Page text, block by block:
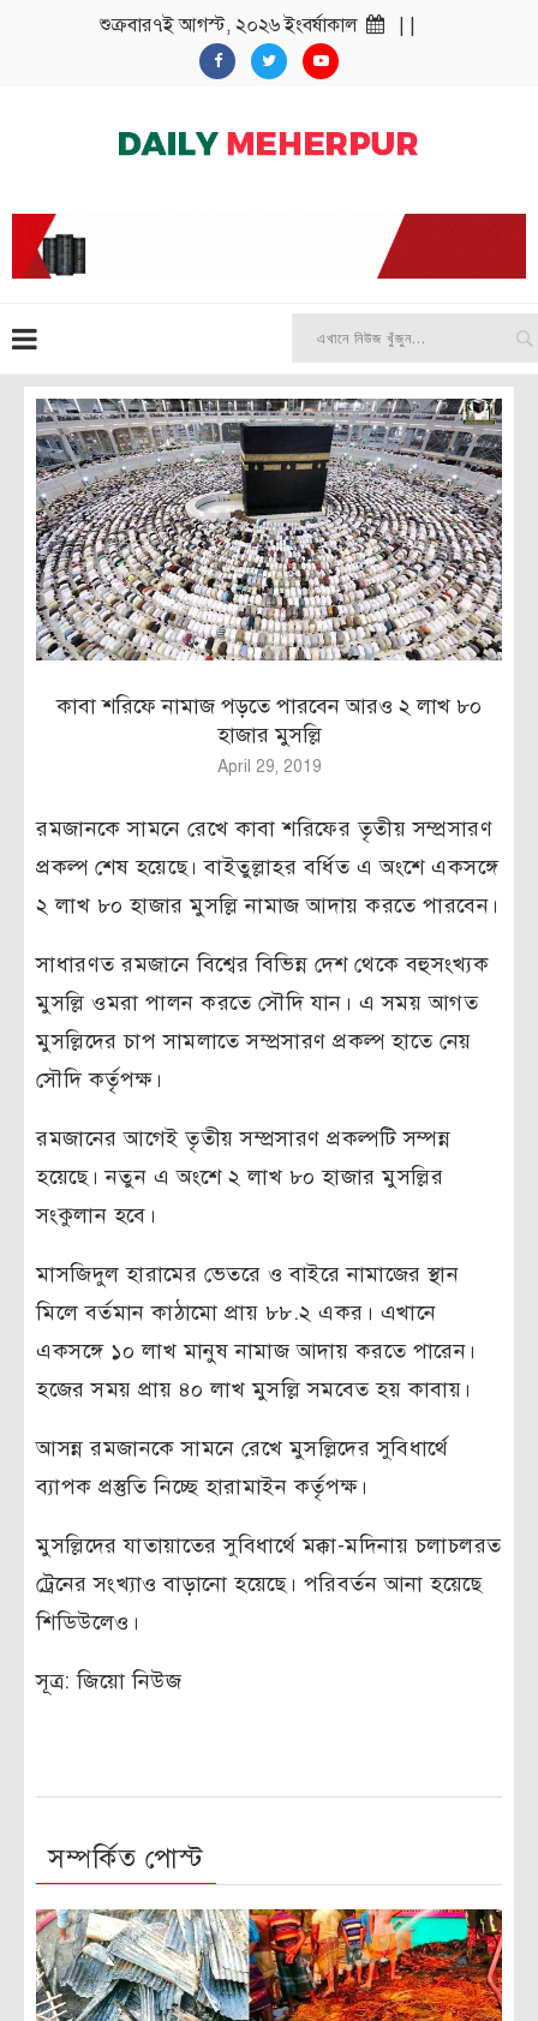
শুক্রবার৭ই আগস্ট, ২০২৬ ইংবর্ষাকাল
কাবা শরিফে নামাজ পড়তে পারবেন আরও ২ লাখ ৮০
হাজার মুসল্লি
April 29, 2019
রমজানকে সামনে রেখে কাবা শরিফের তৃতীয় সম্প্রসারণ
প্রকল্প শেষ হয়েছে। বাইতুল্লাহর বর্ধিত এ অংশে একসঙ্গে
২ লাখ ৮০ হাজার মুসল্লি নামাজ আদায় করতে পারবেন।
সাধারণত রমজানে বিশ্বের বিভিন্ন দেশ থেকে বহুসংখ্যক
মুসল্লি ওমরা পালন করতে সৌদি যান। এ সময় আগত
মুসল্লিদের চাপ সামলাতে সম্প্রসারণ প্রকল্প হাতে নেয়
সৌদি কর্তৃপক্ষ।
রমজানের আগেই তৃতীয় সম্প্রসারণ প্রকল্পটি সম্পন্ন
হয়েছে। নতুন এ অংশে ২ লাখ ৮০ হাজার মুসল্লির
সংকুলান হবে।
মাসজিদুল হারামের ভেতরে ও বাইরে নামাজের স্থান
মিলে বর্তমান কাঠামো প্রায় ৮৮.২ একর। এখানে
একসঙ্গে ১০ লাখ মানুষ নামাজ আদায় করতে পারেন।
হজের সময় প্রায় ৪০ লাখ মুসল্লি সমবেত হয় কাবায়।
আসন্ন রমজানকে সামনে রেখে মুসল্লিদের সুবিধার্থে
ব্যাপক প্রস্তুতি নিচ্ছে হারামাইন কর্তৃপক্ষ।
মুসল্লিদের যাতায়াতের সুবিধার্থে মক্কা-মদিনায় চলাচলরত
ট্রেনের সংখ্যাও বাড়ানো হয়েছে। পরিবর্তন আনা হয়েছে
শিডিউলেও।
সূত্র: জিয়ো নিউজ
সম্পর্কিত পোস্ট